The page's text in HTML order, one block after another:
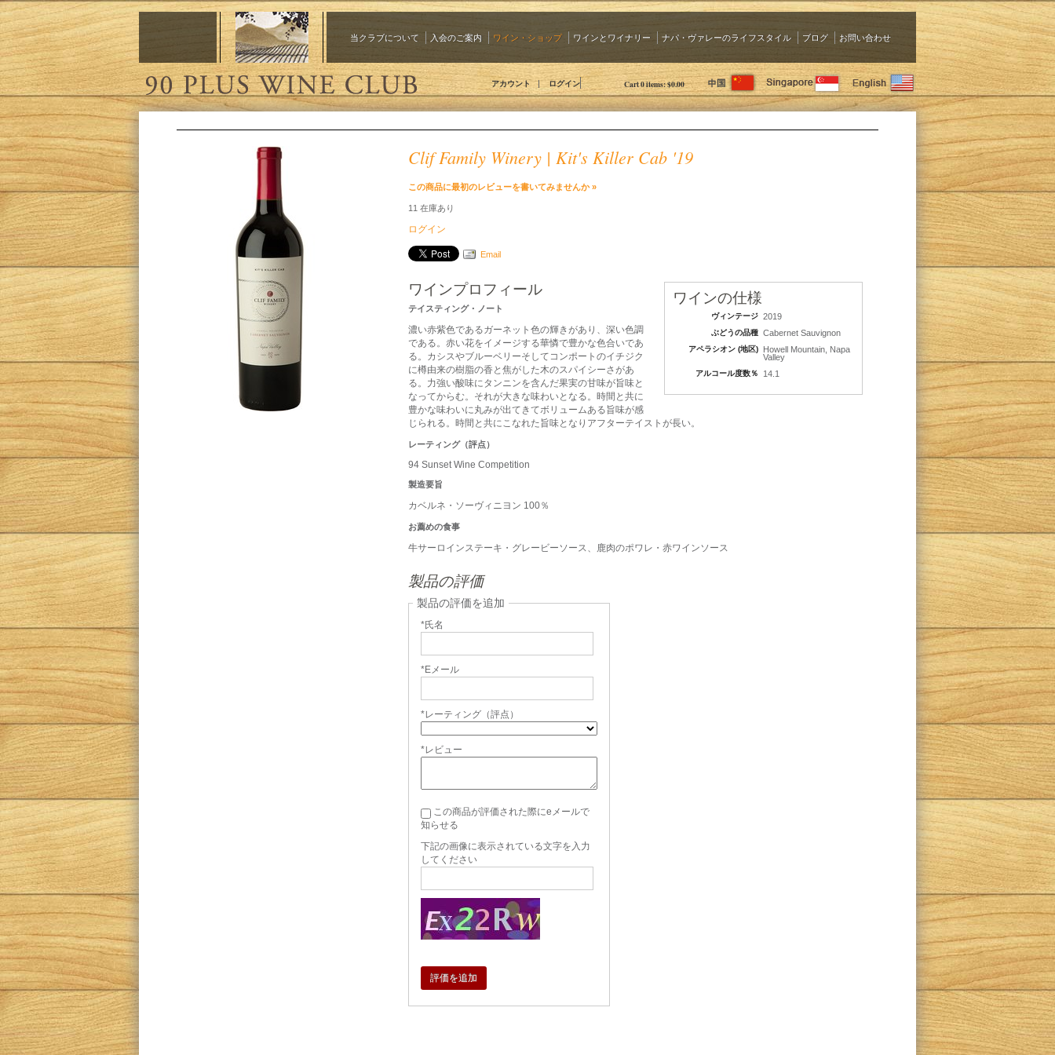
当クラブについて 入会のご案内 ワイン・ショップ ワインとワイナリー ナパ・ヴァレーのライフスタイル ブログ お問い合わせ
Cart0items:$0.00
アカウント ログイン
The 90 Plus Wine Club Jp
Clif Family Winery | Kit's Killer Cab '19
この商品に最初のレビューを書いてみませんか »
11 在庫あり
ログイン
Email
ワインの仕様
ヴィンテージ 2019
ぶどうの品種 Cabernet Sauvignon
アペラシオン (地区)
Howell Mountain, Napa
Valley
アルコール度数％ 14.1
ワインプロフィール
テイスティング・ノート
濃い赤紫色であるガーネット色の輝きがあり、深い色調
である。赤い花をイメージする華憐で豊かな色合いであ
る。カシスやブルーベリーそしてコンポートのイチジク
に樽由来の樹脂の香と焦がした木のスパイシーさがあ
る。力強い酸味にタンニンを含んだ果実の甘味が旨味と
なってからむ。それが大きな味わいとなる。時間と共に
豊かな味わいに丸みが出てきてボリュームある旨味が感
じられる。時間と共にこなれた旨味となりアフターテイストが長い。
レーティング（評点）
94 Sunset Wine Competition
製造要旨
カベルネ・ソーヴィニヨン 100％
お薦めの食事
牛サーロインステーキ・グレービーソース、鹿肉のポワレ・赤ワインソース
製品の評価
製品の評価を追加
*氏名
*Eメール
*レーティング（評点）
*レビュー
知らせる
下記の画像に表示されている文字を入力
してください
評価を追加